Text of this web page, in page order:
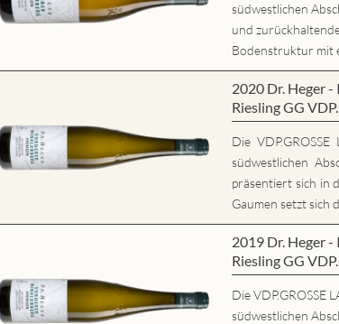
südwestlichen
und
Bodenstruktur mit
2020 Dr. Heger -
Riesling GG
Die
südwestlichen
präsentiert sich in
Gaumen setzt sich
2019 Dr. Heger -
Riesling GG
Die VDP.GROSSE
südwestlichen